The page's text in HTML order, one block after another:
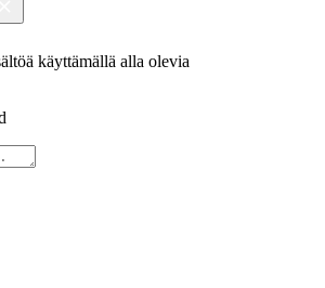
käyttämällä alla olevia